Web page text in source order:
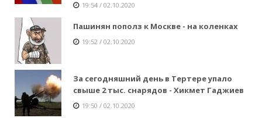
19:54 / 02.10.2020
Пашинян пополз к Москве - на коленках
19:52 / 02.10.2020
За сегодняшний день в Тертере упало
свыше 2 тыс. снарядов - Хикмет Гаджиев
19:50 / 02.10.2020